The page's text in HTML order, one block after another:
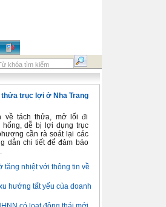
thửa trục lợi ở Nha Trang
về tách thửa, mở lối đi
dễ bị lợi dụng trục
cần rà soát lại các
dẫn chi tiết để đảm bảo
tăng nhiệt với thông tin về
hướng tất yếu của doanh